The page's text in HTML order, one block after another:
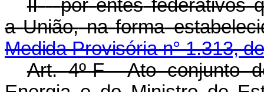
II - por entes federativos
a União, na forma
Medida Provisória n° 1.313,
Art. 4º-F Ato conjunto